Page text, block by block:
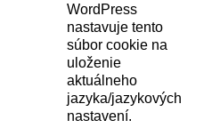
WordPress
nastavuje tento
súbor cookie na
uloženie
aktuálneho
jazyka/jazykových
nastavení.